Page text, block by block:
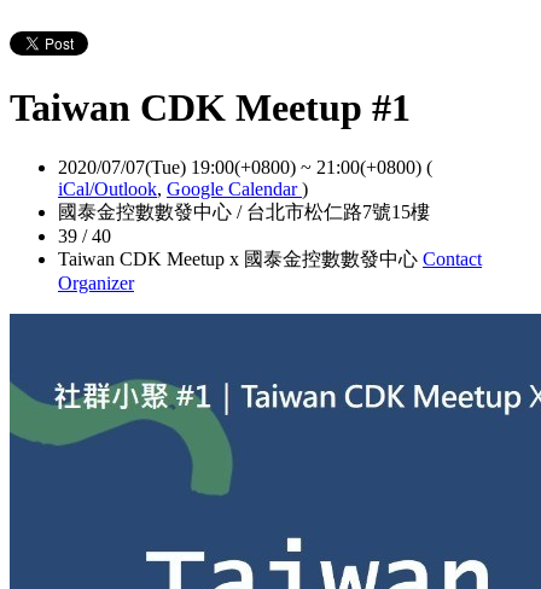
Taiwan CDK Meetup #1
2020/07/07(Tue) 19:00(+0800) ~ 21:00(+0800) (
iCal/Outlook, Google Calendar)
國泰金控數數發中心 / 台北市松仁路7號15樓
39 / 40
Taiwan CDK Meetup x 國泰金控數數發中心 Contact
Organizer